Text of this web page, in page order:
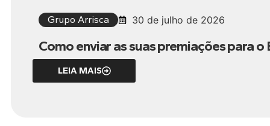
Grupo Arrisca 30 de julho de 2026
Como enviar as suas premiações para o
LEIA MAIS